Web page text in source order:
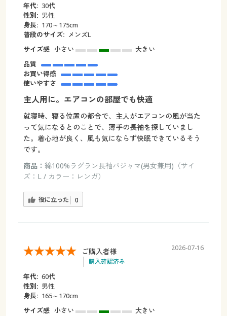
年代: 30代
性別: 男性
身長: 170～175cm
普段のサイズ: メンズL
サイズ感 小さい
大きい
品質
お買い得感
使いやすさ
主人用に。エアコンの部屋でも快適
就寝時、寝る位置の都合で、主人がエアコンの風が当た
って気になるとのことで、薄手の長袖を探していまし
た。着心地が良く、風も気にならず快眠できているそう
です。
商品： 綿100%ラグラン長袖パジャマ(男女兼用)（サイ
ズ：L / カラー：レンガ）
役に立った 0
ご購入者様
購入確認済み
2026-07-16
年代: 60代
性別: 男性
身長: 165～170cm
サイズ感 小さい
大きい